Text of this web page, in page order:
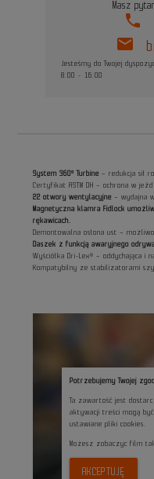
Masz
phone
mail
Jesteśmy do Twojej
8:00 - 16:00
System 360° Turbine – redukcja sił
Certyfikat ASTM DH – ochrona w
22 otwory wentylacyjne – wydajna
Magnetyczna klamra Fidlock
rękawicach.
Demontowalna osłona ust –
Daszek z funkcją awaryjnego
Wyściółka Dri-Lex® – oddychająca i
Kompatybilny ze stabilizatorami
Potrzebujemy Twojej
Ta zawartość jest
aktywacji treści mogą
ustawiane pliki cookies.
Możesz zobaczyc film
AKCEPTUJĘ